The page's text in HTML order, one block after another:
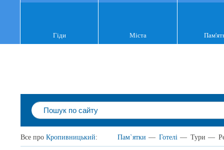
Гіди Міста
Все про Кропивницький: Пам`ятки — Готелі — Тури —